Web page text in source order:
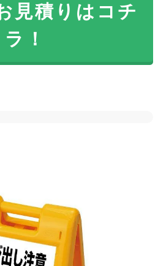
積りはコチ
ラ！